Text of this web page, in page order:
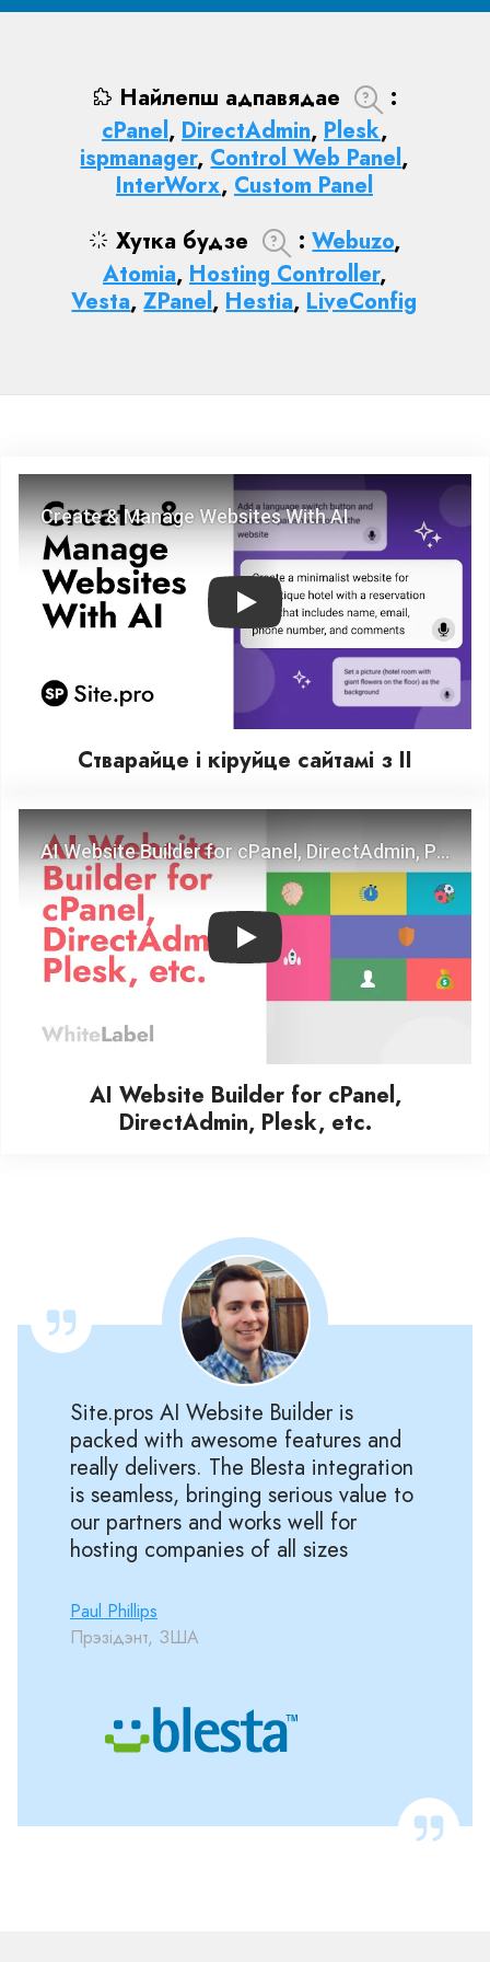
Найлепш адпавядае
:
cPanel, DirectAdmin, Plesk,
ispmanager,Control Web Panel,
InterWorx, Custom Panel
Хутка будзе
:Webuzo,
Atomia, Hosting Controller,
Vesta,ZPanel,Hestia,LiveConfig
Play
Стварайце і кіруйце сайтамі з ІІ
Play
AI Website Builder for cPanel,
DirectAdmin, Plesk, etc.
Site.pros AI Website Builder is
packed with awesome features and
really delivers. The Blesta integration
is seamless, bringing serious value to
our partners and works well for
hosting companies of all sizes
Paul Phillips
Прэзідэнт, ЗША